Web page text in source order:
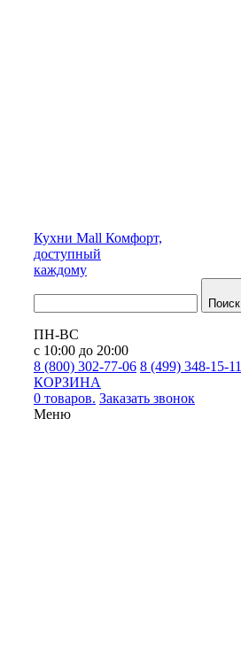
Кухни Mall Комфорт,
доступный
каждому
Поиск
ПН-ВС
с 10:00 до 20:00
8 (800) 302-77-06 8 (499) 348-15-11
КОРЗИНА
0 товаров. Заказать звонок
Меню